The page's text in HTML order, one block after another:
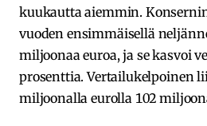
kuukautta aiemmin.
vuoden ensimmäisellä
miljoonaa euroa, ja se kasvoi
prosenttia. Vertailukelpoinen
miljoonalla eurolla 102